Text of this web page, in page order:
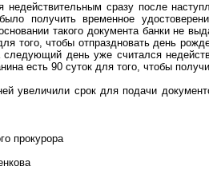
недействительным сразу после
получить временное
такого документа банки не
того, чтобы отпраздновать день
следующий день уже считался
есть 90 суток для того, чтобы
увеличили срок для подачи
прокурора